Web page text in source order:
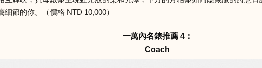
節的你。（價格 NTD 10,000）
一萬內名錶推薦 4：
Coach